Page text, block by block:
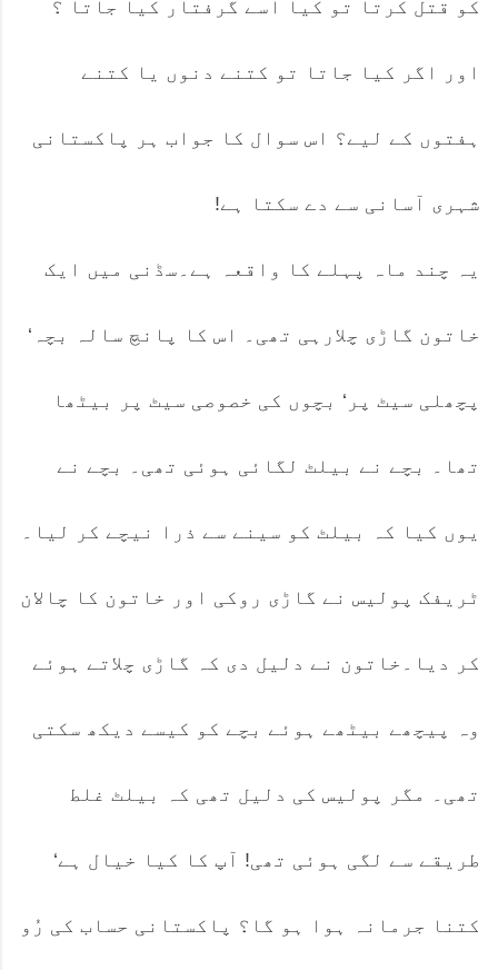
کو قتل کرتا تو کیا اسے گرفتار کیا جاتا ؟
اور اگر کیا جاتا تو کتنے دنوں یا کتنے
ہفتوں کے لیے؟ اس سوال کا جواب ہر پاکستانی
شہری آسانی سے دے سکتا ہے!
یہ چند ماہ پہلے کا واقعہ ہے۔سڈنی میں ایک
خاتون گاڑی چلارہی تھی۔ اس کا پانچ سالہ بچہ‘
پچھلی سیٹ پر‘ بچوں کی خصوصی سیٹ پر بیٹھا
تھا۔ بچے نے بیلٹ لگائی ہوئی تھی۔ بچے نے
یوں کیا کہ بیلٹ کو سینے سے ذرا نیچے کر لیا۔
ٹریفک پولیس نے گاڑی روکی اور خاتون کا چالان
کر دیا۔خاتون نے دلیل دی کہ گاڑی چلاتے ہوئے
وہ پیچھے بیٹھے ہوئے بچے کو کیسے دیکھ سکتی
تھی۔ مگر پولیس کی دلیل تھی کہ بیلٹ غلط
طریقے سے لگی ہوئی تھی! آپ کا کیا خیال ہے‘
کتنا جرمانہ ہوا ہو گا؟ پاکستانی حساب کی رُو